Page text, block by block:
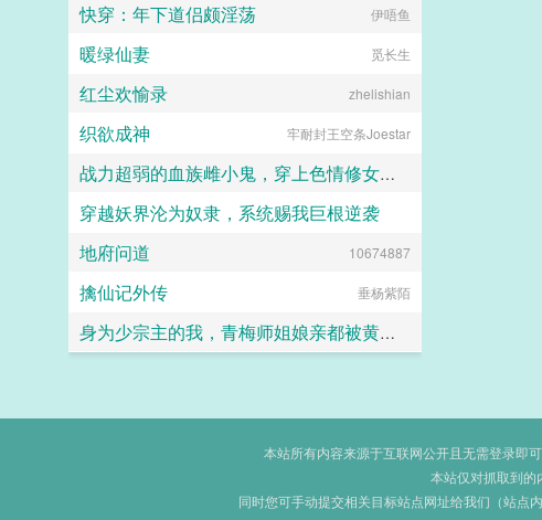
快穿：年下道侣颇淫荡 伊唔鱼
暖绿仙妻 觅长生
红尘欢愉录 zhelishian
织欲成神 牢耐封王空条Joestar
战力超弱的血族雌小鬼，穿上色情修女服潜入教会后，轻易白给，惨遭触手捕获寄生沦为榨取血脉的杂鱼肉便器
穿越妖界沦为奴隶，系统赐我巨根逆袭
lzymyyear
地府问道 10674887
擒仙记外传 垂杨紫陌
身为少宗主的我，青梅师姐娘亲都被黄毛牛走了
本站所有内容来源于互联网公开且无需登录即
本站仅对抓取到的
同时您可手动提交相关目标站点网址给我们（站点